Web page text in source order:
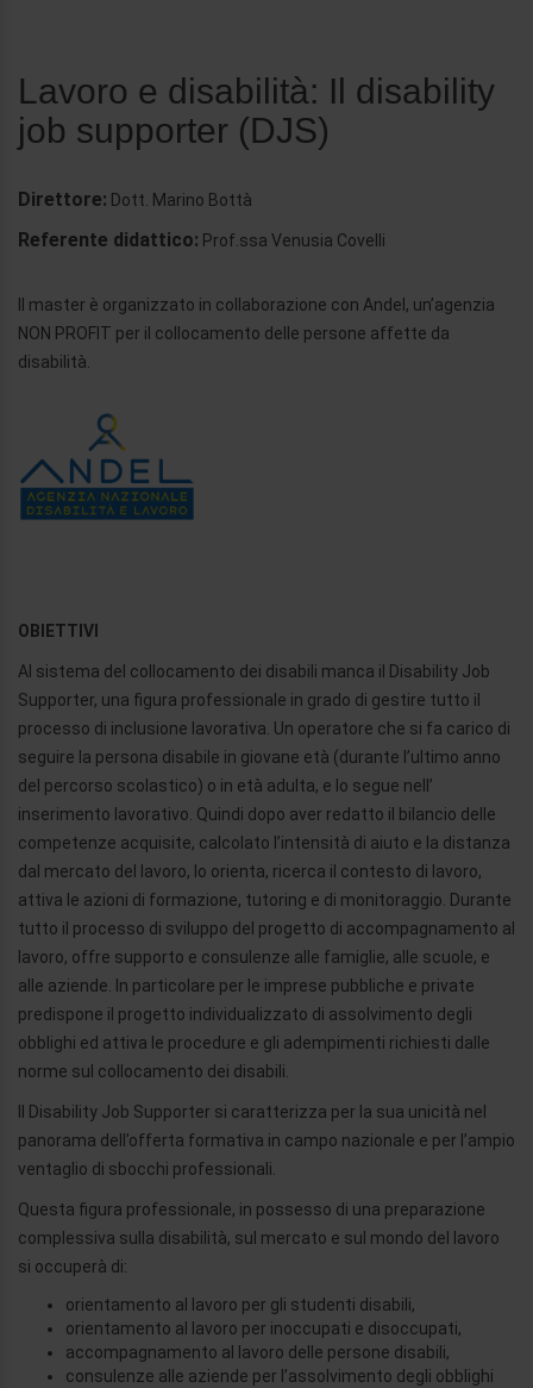
Lavoro e disabilità: Il disability
job supporter (DJS)
Direttore: Dott. Marino Bottà
Referente didattico: Prof.ssa Venusia Covelli
Il master è organizzato in collaborazione con Andel, un’agenzia
NON PROFIT per il collocamento delle persone affette da
disabilità.
OBIETTIVI
Al sistema del collocamento dei disabili manca il Disability Job
Supporter, una figura professionale in grado di gestire tutto il
processo di inclusione lavorativa. Un operatore che si fa carico di
seguire la persona disabile in giovane età (durante l’ultimo anno
del percorso scolastico) o in età adulta, e lo segue nell’
inserimento lavorativo. Quindi dopo aver redatto il bilancio delle
competenze acquisite, calcolato l’intensità di aiuto e la distanza
dal mercato del lavoro, lo orienta, ricerca il contesto di lavoro,
attiva le azioni di formazione, tutoring e di monitoraggio. Durante
tutto il processo di sviluppo del progetto di accompagnamento al
lavoro, offre supporto e consulenze alle famiglie, alle scuole, e
alle aziende. In particolare per le imprese pubbliche e private
predispone il progetto individualizzato di assolvimento degli
obblighi ed attiva le procedure e gli adempimenti richiesti dalle
norme sul collocamento dei disabili.
Il Disability Job Supporter si caratterizza per la sua unicità nel
panorama dell’offerta formativa in campo nazionale e per l’ampio
ventaglio di sbocchi professionali.
Questa figura professionale, in possesso di una preparazione
complessiva sulla disabilità, sul mercato e sul mondo del lavoro
si occuperà di:
orientamento al lavoro per gli studenti disabili,
orientamento al lavoro per inoccupati e disoccupati,
accompagnamento al lavoro delle persone disabili,
consulenze alle aziende per l’assolvimento degli obblighi